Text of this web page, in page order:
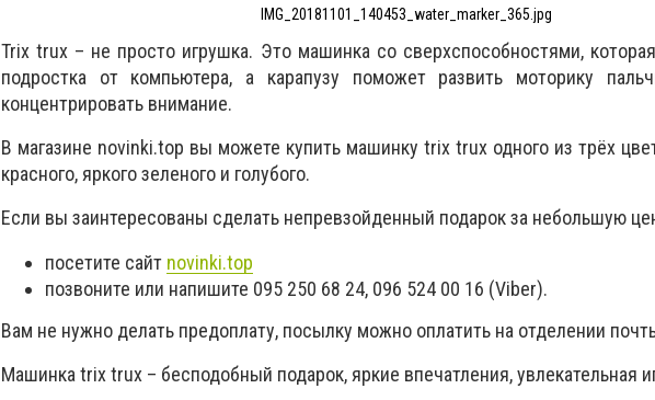
IMG_20181101_140453_water_marker_365.jpg
Trix trux – не просто игрушка. Это машинка со сверхспособностями,
подростка от компьютера, а карапузу поможет развить моторику
концентрировать внимание.
В магазине novinki.top вы можете купить машинку trix trux одного из трёх
красного, яркого зеленого и голубого.
Если вы заинтересованы сделать непревзойденный подарок за небольшую
посетите сайт novinki.top
позвоните или напишите 095 250 68 24, 096 524 00 16 (Viber).
Вам не нужно делать предоплату, посылку можно оплатить на отделении
Машинка trix trux – бесподобный подарок, яркие впечатления, увлекательная